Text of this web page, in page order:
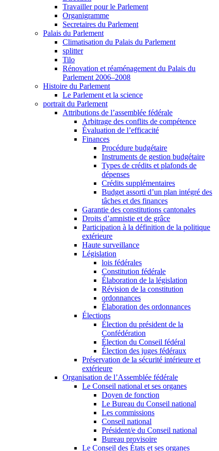
Travailler pour le Parlement
Organigramme
Secretaires du Parlement
Palais du Parlement
Climatisation du Palais du Parlement
splitter
Tilo
Rénovation et réaménagement du Palais du
Parlement 2006–2008
Histoire du Parlement
Le Parlement et la science
portrait du Parlement
Attributions de l’assemblée fédérale
Arbitrage des conflits de compétence
Évaluation de l’efficacité
Finances
Procédure budgétaire
Instruments de gestion budgétaire
Types de crédits et plafonds de
dépenses
Crédits supplémentaires
Budget assorti d’un plan intégré des
tâches et des finances
Garantie des constitutions cantonales
Droits d’amnistie et de grâce
Participation à la définition de la politique
extérieure
Haute surveillance
Législation
lois fédérales
Constitution fédérale
Élaboration de la législation
Révision de la constitution
ordonnances
Élaboration des ordonnances
Élections
Élection du président de la
Confédération
Élection du Conseil fédéral
Élection des juges fédéraux
Préservation de la sécurité intérieure et
extérieure
Organisation de l’Assemblée fédérale
Le Conseil national et ses organes
Doyen de fonction
Le Bureau du Conseil national
Les commissions
Conseil national
Président/e du Conseil national
Bureau provisoire
Le Conseil des États et ses organes